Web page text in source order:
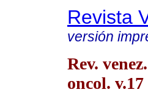
Revista
versión
Rev. venez.
oncol.